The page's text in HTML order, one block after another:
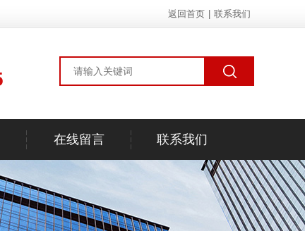
返回首页 联系我们
在线留言 联系我们